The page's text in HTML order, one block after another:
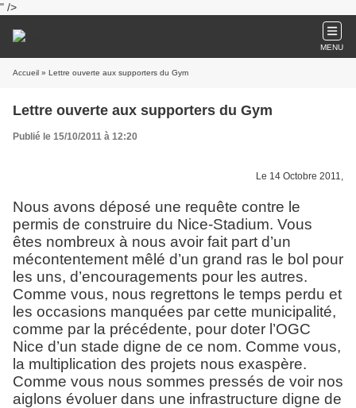
" />
MENU
Accueil » Lettre ouverte aux supporters du Gym
Lettre ouverte aux supporters du Gym
Publié le 15/10/2011 à 12:20
Le 14 Octobre 2011,
Nous avons déposé une requête contre le
permis de construire du Nice-Stadium. Vous
êtes nombreux à nous avoir fait part d’un
mécontentement mêlé d’un grand ras le bol pour
les uns, d’encouragements pour les autres.
Comme vous, nous regrettons le temps perdu et
les occasions manquées par cette municipalité,
comme par la précédente, pour doter l’OGC
Nice d’un stade digne de ce nom. Comme vous,
la multiplication des projets nous exaspère.
Comme vous nous sommes pressés de voir nos
aiglons évoluer dans une infrastructure digne de